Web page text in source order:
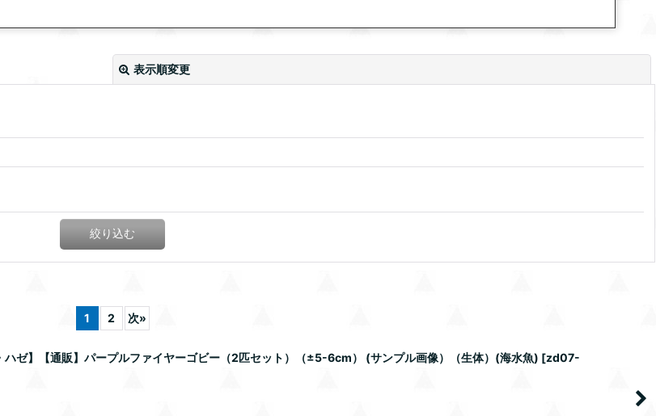
表示順変更
絞り込む
1 2 次»
ハゼ】【通販】パープルファイヤーゴビー（2匹セット）（±5-6cm） (サンプル画像）（生体）(海水魚) [zd07-